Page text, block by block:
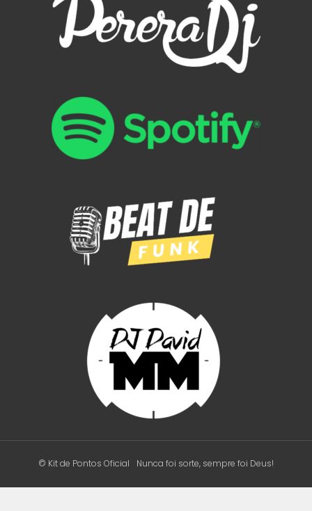
© Kit de Pontos Oficial Nunca foi sorte, sempre foi Deus!